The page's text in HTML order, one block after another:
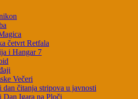
četvrt Retfala
i Hangar 7
Večeri
dan čitanja stripova u javnosti
Dan Igara na Ploči